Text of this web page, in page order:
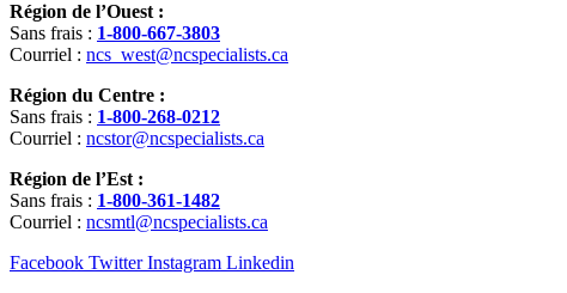
Région de l’Ouest :
Sans frais : 1-800-667-3803
Courriel : ncs_west@ncspecialists.ca
Région du Centre :
Sans frais : 1-800-268-0212
Courriel : ncstor@ncspecialists.ca
Région de l’Est :
Sans frais : 1-800-361-1482
Courriel : ncsmtl@ncspecialists.ca
Facebook Twitter Instagram Linkedin